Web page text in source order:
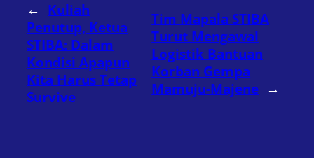
← Kuliah
Penutup, Ketua
STIBA: Dalam
Kondisi Apapun
Kita Harus Tetap
Survive
Tim Mapala STIBA
Turut Mengawal
Logistik Bantuan
Korban Gempa
Mamuju-Majene →